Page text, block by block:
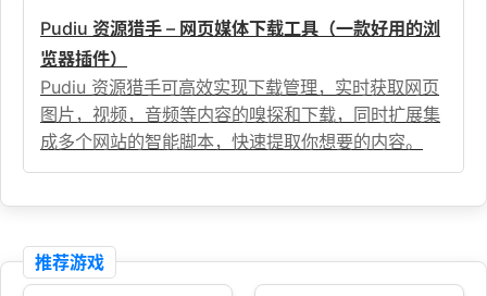
Pudiu 资源猎手 – 网页媒体下载工具（一款好用的浏
览器插件）
Pudiu 资源猎手可高效实现下载管理，实时获取网页
图片，视频，音频等内容的嗅探和下载，同时扩展集
成多个网站的智能脚本，快速提取你想要的内容。
推荐游戏